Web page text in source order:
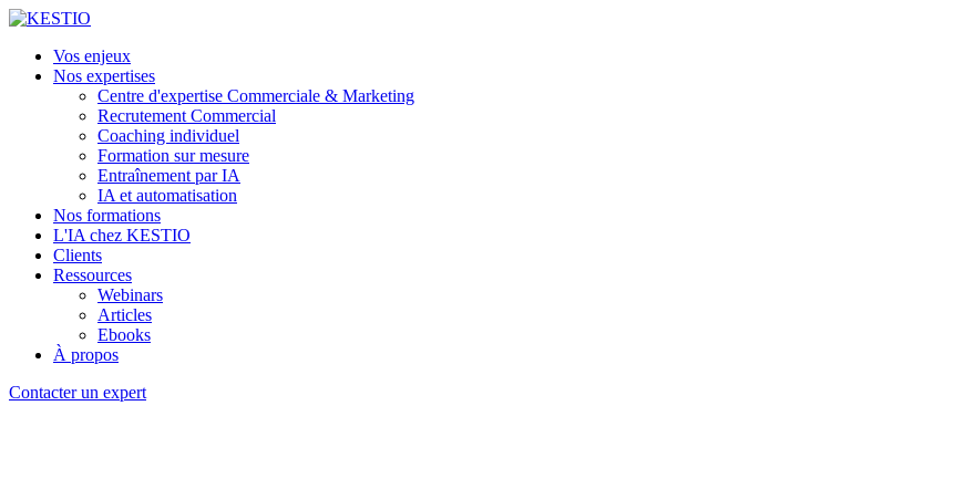
Vos enjeux
Nos expertises
Centre d'expertise Commerciale & Marketing
Recrutement Commercial
Coaching individuel
Formation sur mesure
Entraînement par IA
IA et automatisation
Nos formations
L'IA chez KESTIO
Clients
Ressources
Webinars
Articles
Ebooks
À propos
Contacter un expert